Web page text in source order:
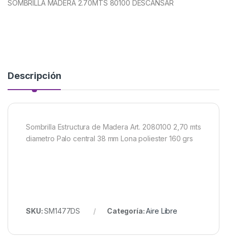
SOMBRILLA MADERA 2.70MTS 80100 DESCANSAR
Descripción
Sombrilla Estructura de Madera Art. 2080100 2,70 mts
diametro Palo central 38 mm Lona poliester 160 grs
SKU:SM1477DS Categoría:Aire Libre